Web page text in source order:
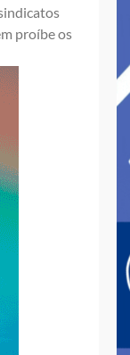
proíbe os